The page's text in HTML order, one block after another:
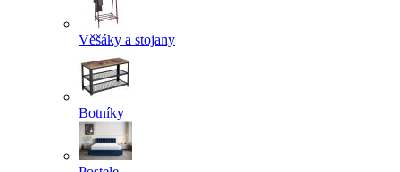
Věšáky a stojany
Botníky